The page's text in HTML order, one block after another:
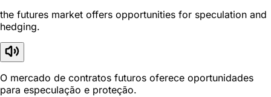
the futures market offers opportunities for speculation and
hedging.
O mercado de contratos futuros oferece oportunidades
para especulação e proteção.